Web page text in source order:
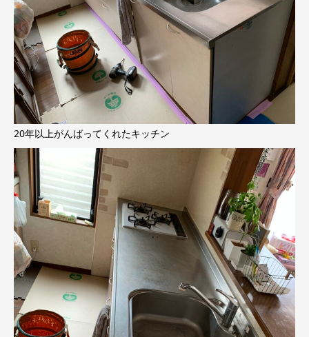
20年以上がんばってくれたキッチン